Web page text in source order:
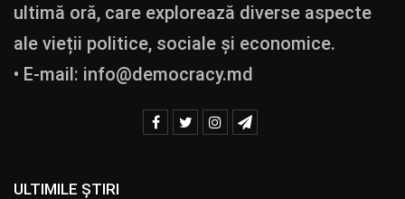
ultimă oră, care explorează diverse aspecte
ale vieții politice, sociale și economice.
• E-mail: info@democracy.md
ULTIMILE ȘTIRI